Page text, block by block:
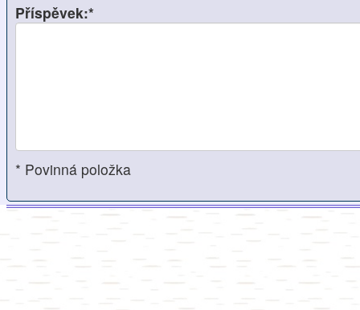
Příspěvek:*
* Povinná položka